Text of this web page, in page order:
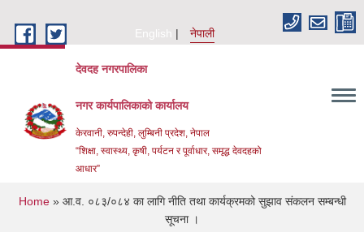
English
नेपाली
देवदह नगरपालिका
नगर कार्यपालिकाको कार्यालय
केरवानी, रुपन्देही, लुम्बिनी प्रदेश, नेपाल
“शिक्षा, स्वास्थ्य, कृषी, पर्यटन र पूर्वाधार, समृद्ध देवदहको
आधार”
You are here
Home» आ.व. ०८३/०८४ का लागि नीति तथा कार्यक्रमको सुझाव संकलन सम्बन्धी
सूचना ।